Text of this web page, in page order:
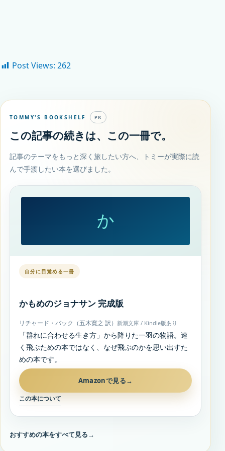
Post Views: 262
TOMMY'S BOOKSHELF PR
この記事の続きは、この一冊で。
記事のテーマをもっと深く旅したい方へ、トミーが実際に読
んで手渡したい本を選びました。
か
自分に目覚める一冊
かもめのジョナサン 完成版
リチャード・バック（五木寛之 訳） 新潮文庫 / Kindle版あり
「群れに合わせる生き方」から降りた一羽の物語。速
く飛ぶための本ではなく、なぜ飛ぶのかを思い出すた
めの本です。
Amazonで見る→
この本について
おすすめの本をすべて見る→